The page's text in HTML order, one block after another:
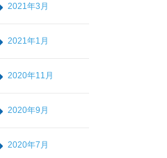
2021年3月
2021年1月
2020年11月
2020年9月
2020年7月